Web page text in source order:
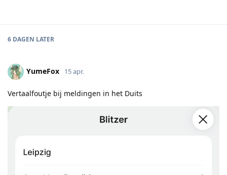
6 DAGEN LATER
YumeFox 15 apr.
Vertaalfoutje bij meldingen in het Duits